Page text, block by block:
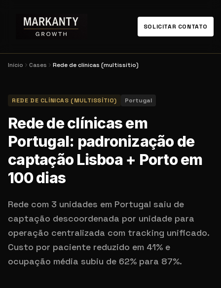
SOLICITAR CONTATO
Início Cases Rede de clínicas (multissítio)
REDE DE CLÍNICAS (MULTISSÍTIO) Portugal
Rede de clínicas em
Portugal: padronização de
captação Lisboa + Porto em
100 dias
Rede com 3 unidades em Portugal saiu de
captação descoordenada por unidade para
operação centralizada com tracking unificado.
Custo por paciente reduzido em 41% e
ocupação média subiu de 62% para 87%.